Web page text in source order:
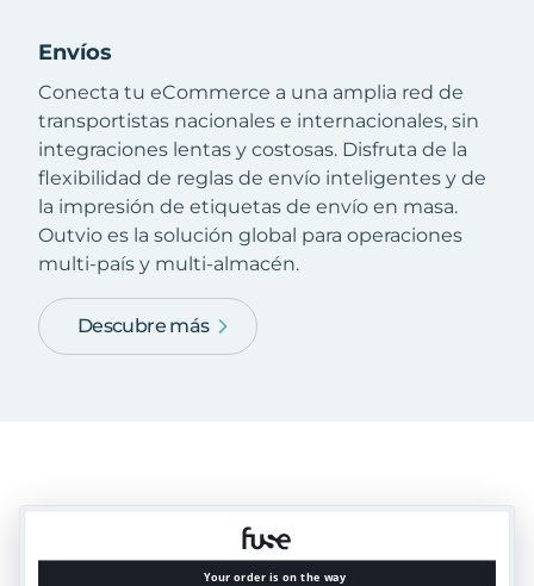
Envíos
Conecta tu eCommerce a una amplia red de
transportistas nacionales e internacionales, sin
integraciones lentas y costosas. Disfruta de la
flexibilidad de reglas de envío inteligentes y de
la impresión de etiquetas de envío en masa.
Outvio es la solución global para operaciones
multi-país y multi-almacén.
Descubre más